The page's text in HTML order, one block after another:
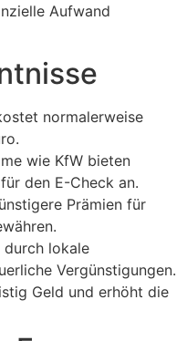
Aufwand
normalerweise
wie KfW bieten
den E-Check an.
Prämien für
durch lokale
Vergünstigungen.
Geld und erhöht die